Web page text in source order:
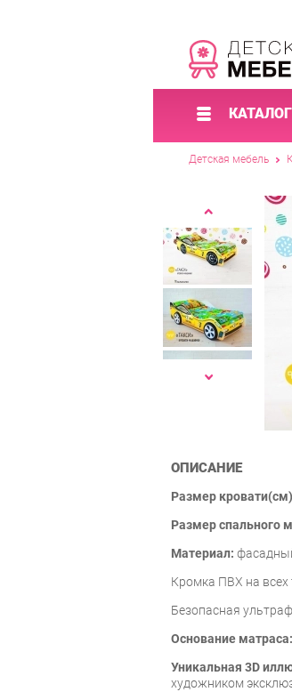
КАТАЛОГ
Детская мебель
ОПИСАНИЕ
Размер
Размер спального
Материал:
Кромка ПВХ на всех
Безопасная
Основание матраса:
Уникальная 3D
художником